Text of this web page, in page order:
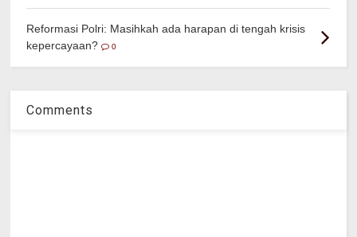
Reformasi Polri: Masihkah ada harapan di tengah krisis
kepercayaan?
0
Comments